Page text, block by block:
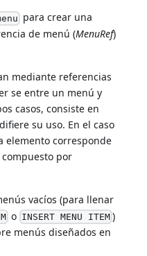
para crear una
de menú (MenuRef)
mediante referencias
se entre un menú y
casos, consiste en
su uso. En el caso
elemento corresponde
por
vacíos (para llenar
o INSERT MENU ITEM )
menús diseñados en